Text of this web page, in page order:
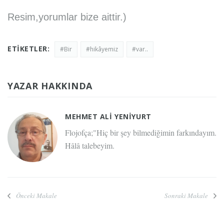
Resim,yorumlar bize aittir.)
ETIKETLER: #Bir #hikâyemiz #var..
YAZAR HAKKINDA
MEHMET ALI YENIYURT
Flojofça;"Hiç bir şey bilmediğimin farkındayım.
Hâlâ talebeyim.
Önceki Makale
Sonraki Makale